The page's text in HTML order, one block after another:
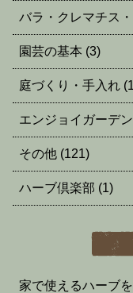
バラ・クレマチス
園芸の基本 (3)
庭づくり・手入れ
エンジョイガーデン
その他 (121)
ハーブ倶楽部 (1)
家で使えるハーブ